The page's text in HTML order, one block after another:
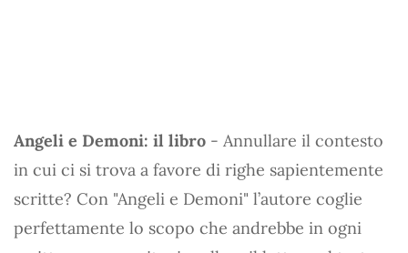
Angeli e Demoni: il libro - Annullare il contesto
in cui ci si trova a favore di righe sapientemente
scritte? Con "Angeli e Demoni" l’autore coglie
perfettamente lo scopo che andrebbe in ogni